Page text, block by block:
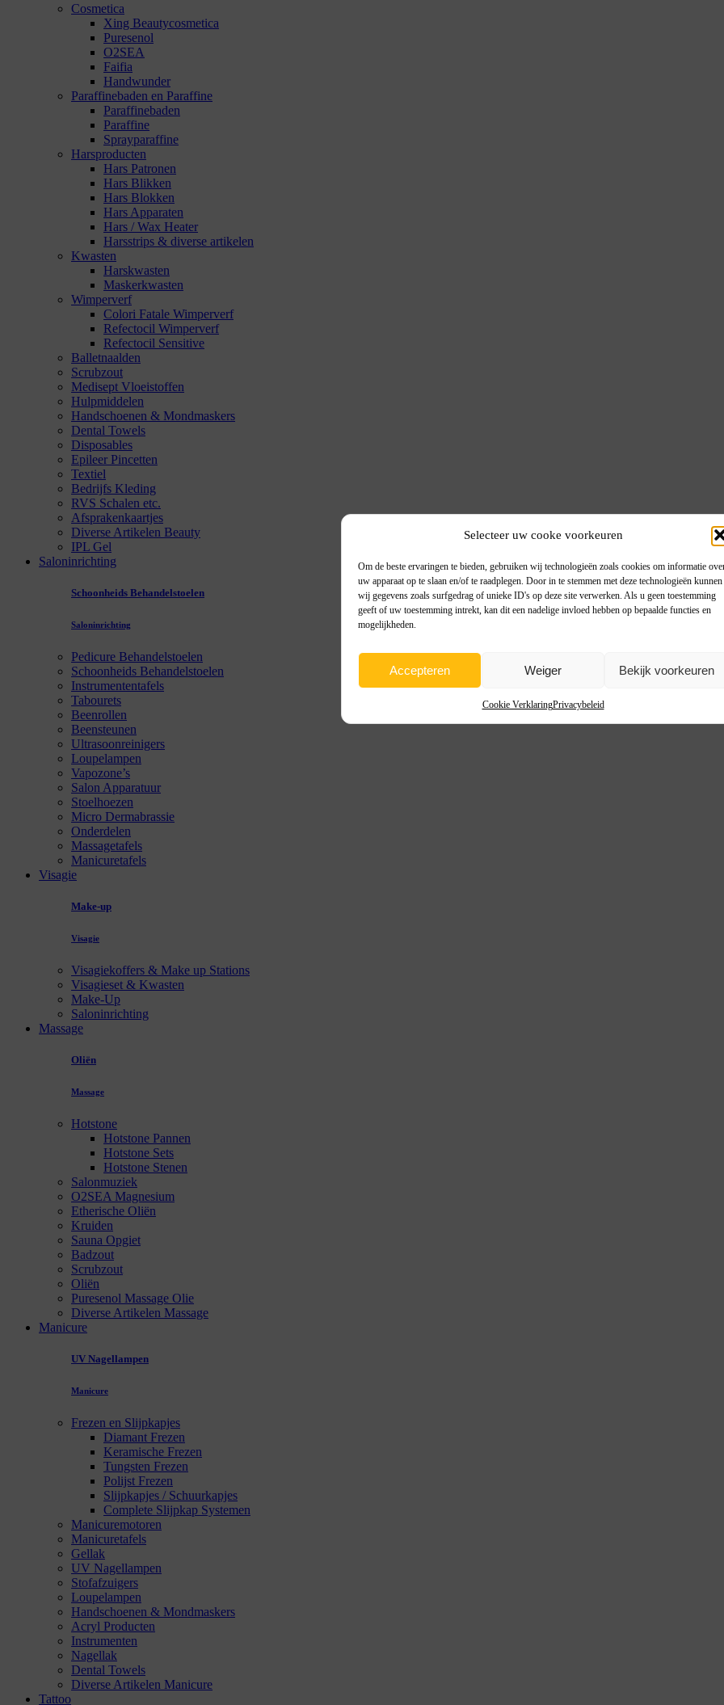
Selecteer uw cooke voorkeuren
Om de beste ervaringen te bieden, gebruiken wij technologieën zoals cookies om informatie
uw apparaat op te slaan en/of te raadplegen. Door in te stemmen met deze technologieën kunnen
wij gegevens zoals surfgedrag of unieke ID's op deze site verwerken. Als u geen toestemming
geeft of uw toestemming intrekt, kan dit een nadelige invloed hebben op bepaalde functies en
mogelijkheden.
Accepteren Weiger Bekijk voorkeuren
Cookie VerklaringPrivacybeleid
Cosmetica
Xing Beautycosmetica
Puresenol
O2SEA
Faifia
Handwunder
Paraffinebaden en Paraffine
Paraffinebaden
Paraffine
Sprayparaffine
Harsproducten
Hars Patronen
Hars Blikken
Hars Blokken
Hars Apparaten
Hars / Wax Heater
Harsstrips & diverse artikelen
Kwasten
Harskwasten
Maskerkwasten
Wimperverf
Colori Fatale Wimperverf
Refectocil Wimperverf
Refectocil Sensitive
Balletnaalden
Scrubzout
Medisept Vloeistoffen
Hulpmiddelen
Handschoenen & Mondmaskers
Dental Towels
Disposables
Epileer Pincetten
Textiel
Bedrijfs Kleding
RVS Schalen etc.
Afsprakenkaartjes
Diverse Artikelen Beauty
IPL Gel
Saloninrichting
Schoonheids Behandelstoelen
Saloninrichting
Pedicure Behandelstoelen
Schoonheids Behandelstoelen
Instrumententafels
Tabourets
Beenrollen
Beensteunen
Ultrasoonreinigers
Loupelampen
Vapozone’s
Salon Apparatuur
Stoelhoezen
Micro Dermabrassie
Onderdelen
Massagetafels
Manicuretafels
Visagie
Make-up
Visagie
Visagiekoffers & Make up Stations
Visagieset & Kwasten
Make-Up
Saloninrichting
Massage
Oliën
Massage
Hotstone
Hotstone Pannen
Hotstone Sets
Hotstone Stenen
Salonmuziek
O2SEA Magnesium
Etherische Oliën
Kruiden
Sauna Opgiet
Badzout
Scrubzout
Oliën
Puresenol Massage Olie
Diverse Artikelen Massage
Manicure
UV Nagellampen
Manicure
Frezen en Slijpkapjes
Diamant Frezen
Keramische Frezen
Tungsten Frezen
Polijst Frezen
Slijpkapjes / Schuurkapjes
Complete Slijpkap Systemen
Manicuremotoren
Manicuretafels
Gellak
UV Nagellampen
Stofafzuigers
Loupelampen
Handschoenen & Mondmaskers
Acryl Producten
Instrumenten
Nagellak
Dental Towels
Diverse Artikelen Manicure
Tattoo